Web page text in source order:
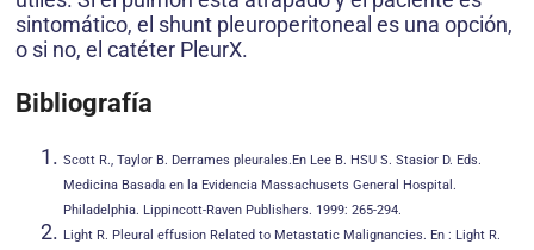
sintomático, el shunt pleuroperitoneal es una opción,
o si no, el catéter PleurX.
Bibliografía
Scott R., Taylor B. Derrames pleurales.En Lee B. HSU S. Stasior D. Eds.
Medicina Basada en la Evidencia Massachusets General Hospital.
Philadelphia. Lippincott-Raven Publishers. 1999: 265-294.
Light R. Pleural effusion Related to Metastatic Malignancies. En : Light R.